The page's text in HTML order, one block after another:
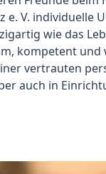
e. V. individuelle
wie das
kompetent und
vertrauten
auch in